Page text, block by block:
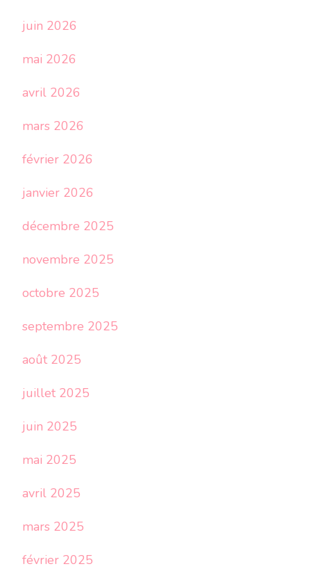
juin 2026
mai 2026
avril 2026
mars 2026
février 2026
janvier 2026
décembre 2025
novembre 2025
octobre 2025
septembre 2025
août 2025
juillet 2025
juin 2025
mai 2025
avril 2025
mars 2025
février 2025